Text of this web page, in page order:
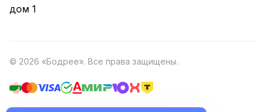
дом 1
© 2026 «Бодрее». Все права защищены.